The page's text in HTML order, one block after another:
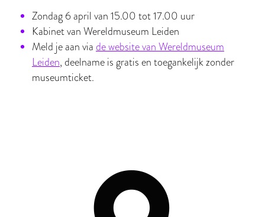
Zondag 6 april van 15.00 tot 17.00 uur
Kabinet van Wereldmuseum Leiden
Meld je aan via de website van Wereldmuseum
Leiden, deelname is gratis en toegankelijk zonder
museumticket.